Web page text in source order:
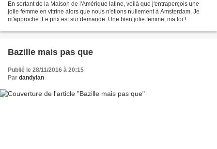
En sortant de la Maison de l'Amérique latine, voilà que j'entraperçois une
jolie femme en vitrine alors que nous n'étions nullement à Amsterdam. Je
m'approche. Le prix est sur demande. Une bien jolie femme, ma foi !
Bazille mais pas que
Publié le 28/11/2016 à 20:15
Par dandylan